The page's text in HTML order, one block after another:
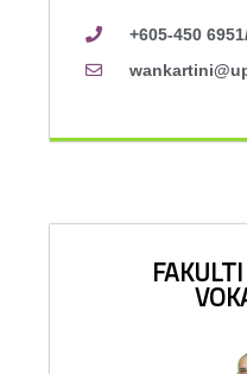
+605-450